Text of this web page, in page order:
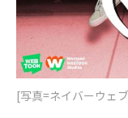
[写真=ネイバーウェ